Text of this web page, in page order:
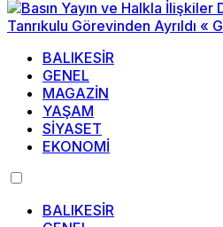
BALIKESİR
GENEL
MAGAZİN
YAŞAM
SİYASET
EKONOMİ
BALIKESİR